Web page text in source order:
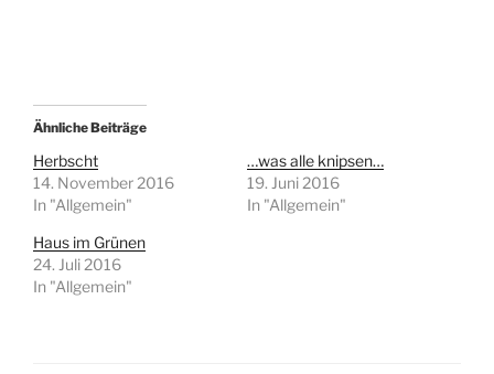
Ähnliche Beiträge
Herbscht
14. November 2016
In "Allgemein"
…was alle knipsen…
19. Juni 2016
In "Allgemein"
Haus im Grünen
24. Juli 2016
In "Allgemein"